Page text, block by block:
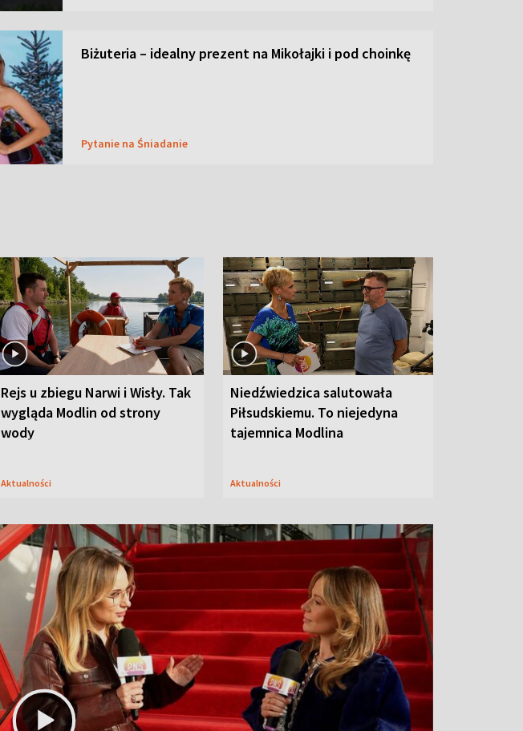
Biżuteria – idealny prezent na Mikołajki i pod choinkę
Pytanie na Śniadanie
Rejs u zbiegu Narwi i Wisły. Tak
wygląda Modlin od strony
wody
Aktualności
Niedźwiedzica salutowała
Piłsudskiemu. To niejedyna
tajemnica Modlina
Aktualności